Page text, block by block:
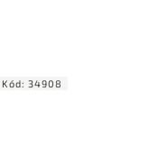
Kód:34908